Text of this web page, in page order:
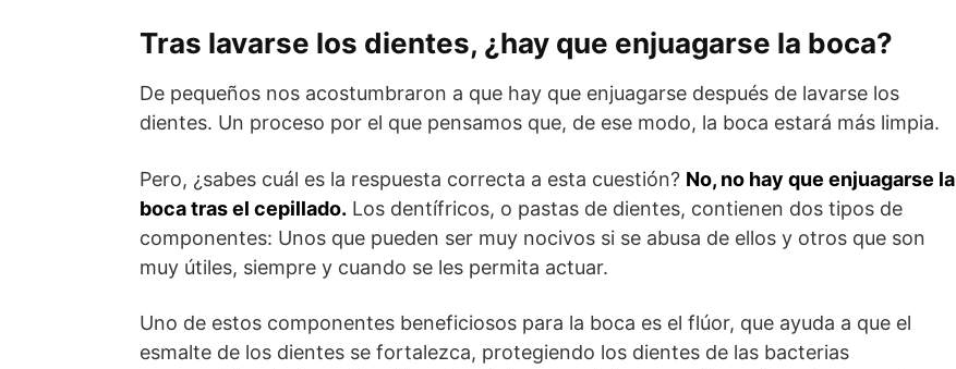
Tras lavarse los dientes, ¿hay que enjuagarse la boca?
De pequeños nos acostumbraron a que hay que enjuagarse después de lavarse los
dientes. Un proceso por el que pensamos que, de ese modo, la boca estará más limpia.
Pero, ¿sabes cuál es la respuesta correcta a esta cuestión? No, no hay que enjuagarse la
boca tras el cepillado. Los dentífricos, o pastas de dientes, contienen dos tipos de
componentes: Unos que pueden ser muy nocivos si se abusa de ellos y otros que son
muy útiles, siempre y cuando se les permita actuar.
Uno de estos componentes beneficiosos para la boca es el flúor, que ayuda a que el
esmalte de los dientes se fortalezca, protegiendo los dientes de las bacterias